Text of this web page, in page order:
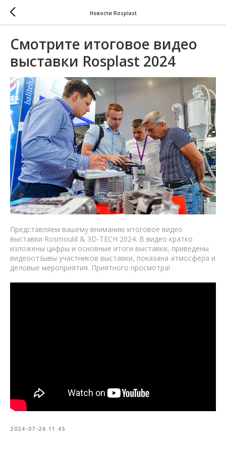
Новости Rosplast
Смотрите итоговое видео
выставки Rosplast 2024
Представляем вашему вниманию итоговое видео
выставки Rosmould & 3D-TECH 2024. В видео кратко
изложены цифры и основные итоги выставки, приведены
видеоотзывы участников выставки, показана атмосфера и
деловые мероприятия. Приятного просмотра!
2024-07-26 11:45